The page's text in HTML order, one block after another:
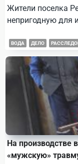
Жители поселка
непригодную для
ВОДА ДЕЛО
На производстве
«мужскую»